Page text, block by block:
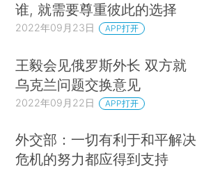
谁, 就需要尊重彼此的选择
2022年09月23日 APP打开
王毅会见俄罗斯外长 双方就
乌克兰问题交换意见
2022年09月22日 APP打开
外交部：一切有利于和平解决
危机的努力都应得到支持